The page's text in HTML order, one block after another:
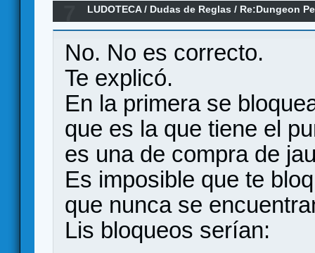
LUDOTECA/ Dudas de Reglas / Re:Dungeon
No. No es correcto.
Te explicó.
En la primera se
que es la que tiene el
es una de compra de
Es imposible que te
que nunca se
Lis bloqueos serían: